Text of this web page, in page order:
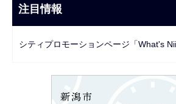
ま
で
ビ
ー
注目情報
シティプロモーションページ「What's